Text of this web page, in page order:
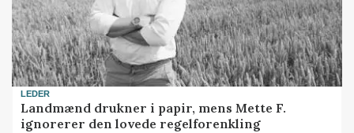
LEDER
Landmænd drukner i papir, mens Mette F.
ignorerer den lovede regelforenkling